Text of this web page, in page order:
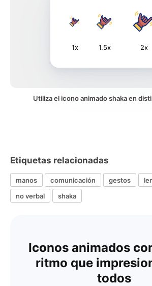
1x 1.5x 2x
Utiliza el icono animado shaka en
Etiquetas relacionadas
manos comunicación gestos
no verbal
shaka
Iconos animados
ritmo que
todos